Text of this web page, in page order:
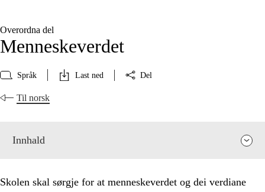
Overordna del
Menneskeverdet
Språk Last ned Del
Til norsk
Innhald
Skolen skal sørgje for at menneskeverdet og dei verdiane